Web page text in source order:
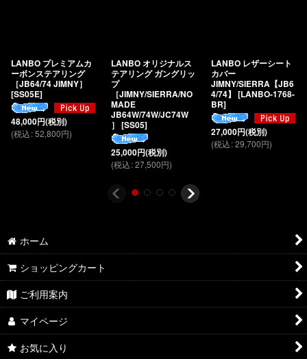
LANBO プレミアムカ
ーボンステアリング
［JB64/74 JIMNY］
[SS05E]
48,000円(税別)
(税込:52,800円)
LANBO オリジナルス
テアリング ガングリッ
プ
［JIMNY/SIERRA/NO
MADE
JB64W/74W/JC74W
］ [SS05]
25,000円(税別)
(税込:27,500円)
LANBO レザーシート
カバー
JIMNY/SIERRA【JB6
4/74】 [LANBO-1768-
BR]
27,000円(税別)
(税込:29,700円)
ホーム
ショッピングカート
ご利用案内
マイページ
お気に入り